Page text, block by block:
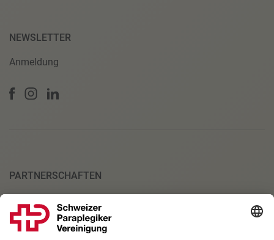
NEWSLETTER
Anmeldung
PARTNERSCHAFTEN